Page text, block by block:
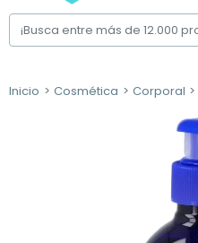
Inicio Cosmética Corporal